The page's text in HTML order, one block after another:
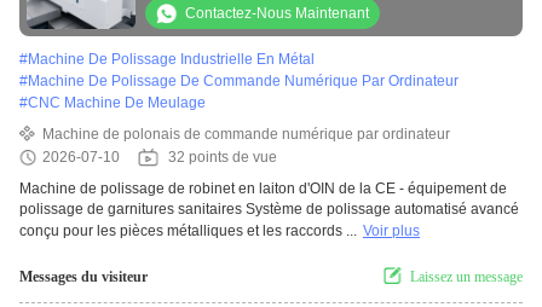
Contactez-Nous Maintenant
#Machine De Polissage Industrielle En Métal
#Machine De Polissage De Commande Numérique Par Ordinateur
#CNC Machine De Meulage
Machine de polonais de commande numérique par ordinateur
2026-07-10
32 points de vue
Machine de polissage de robinet en laiton d'OIN de la CE - équipement de
polissage de garnitures sanitaires Système de polissage automatisé avancé
conçu pour les pièces métalliques et les raccords ... Voir plus
Messages du visiteur Laissez un message